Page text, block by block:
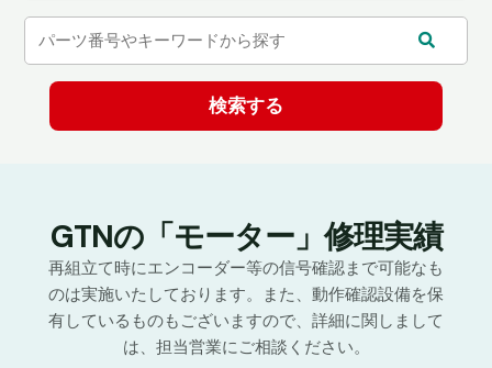
GTNの「モーター」修理実績
再組立て時にエンコーダー等の信号確認まで可能なも
のは実施いたしております。また、動作確認設備を保
有しているものもございますので、詳細に関しまして
は、担当営業にご相談ください。